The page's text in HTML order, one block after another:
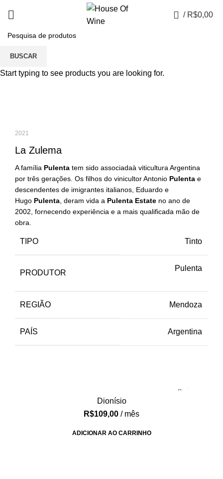
/ R$0,00
2021
La Zulema
A família Pulenta tem sido associadaà viticultura Argentina
por três gerações. Os filhos do vinicultor Antonio Pulenta e
descendentes de imigrantes italianos, Eduardo e
Hugo Pulenta , deram vida a Pulenta Estate no ano de
2002, fornecendo experiência e a mais qualificada mão de
obra.
TIPO Tinto
PRODUTOR
Pulenta
REGIÃO Mendoza
PAÍS Argentina
Dionísio
R$109,00 / mês
ADICIONAR AO CARRINHO
BUSCAR
Start typing to see products you are looking for.